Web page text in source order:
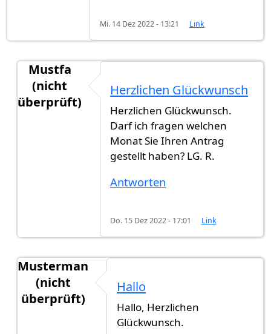
Mi. 14 Dez 2022 - 13:21 Link
Mustfa
(nicht
überprüft)
Hi zusammen, habe vor 10…von
Herzlichen Glückwunsch
Herzlichen Glückwunsch.
Darf ich fragen welchen
Monat Sie Ihren Antrag
gestellt haben? LG. R.
Antworten
Do. 15 Dez 2022 - 17:01 Link
Musterman
(nicht
überprüft)
Hi zusammen, habe vor 10…
Hallo
Hallo, Herzlichen
Glückwunsch.